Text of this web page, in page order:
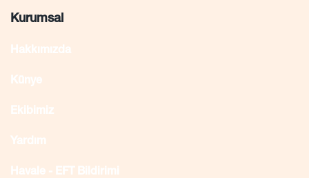
Kurumsal
Hakkımızda
Künye
Ekibimiz
Yardım
Havale - EFT Bildirimi